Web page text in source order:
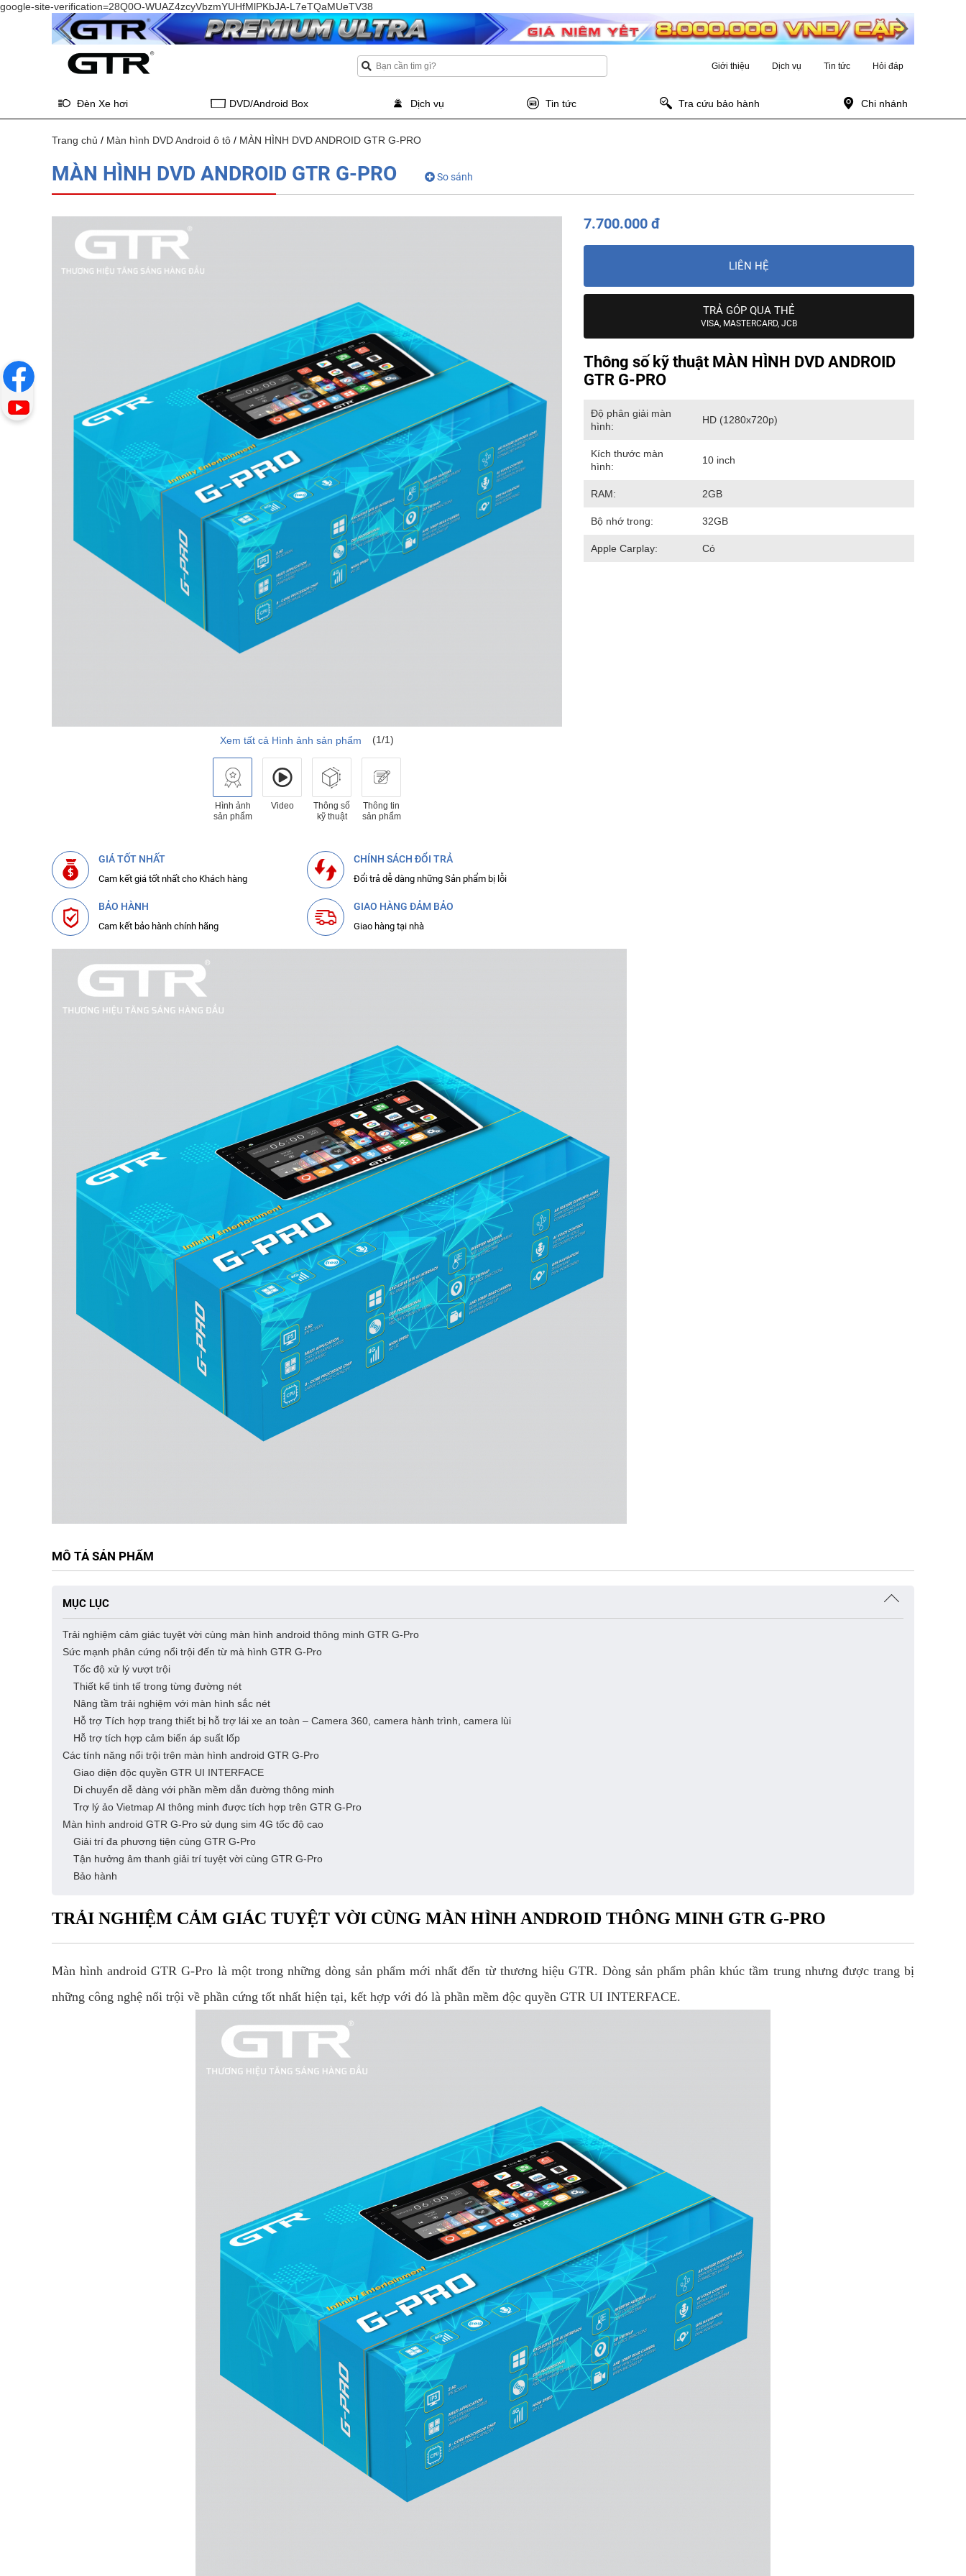
google-site-verification=28Q0O-WUAZ4zcyVbzmYUHfMlPKbJA-L7eTQaMUeTV38
Giới thiệu Dịch vụ Tin tức Hỏi đáp
Đèn Xe hơi DVD/Android Box Dịch vụ Tin tức Tra cứu bảo hành Chi nhánh
Trang chủ / Màn hình DVD Android ô tô / MÀN HÌNH DVD ANDROID GTR G-PRO
MÀN HÌNH DVD ANDROID GTR G-PRO So sánh
Xem tất cả Hình ảnh sản phẩm (1/1)
Hình ảnh
sản phẩm
Video
Thông số
kỹ thuật
Thông tin
sản phẩm
GIÁ TỐT NHẤT
Cam kết giá tốt nhất cho Khách hàng
CHÍNH SÁCH ĐỔI TRẢ
Đổi trả dễ dàng những Sản phẩm bị lỗi
BẢO HÀNH
Cam kết bảo hành chính hãng
GIAO HÀNG ĐẢM BẢO
Giao hàng tại nhà
7.700.000 đ
LIÊN HỆ
TRẢ GÓP QUA THẺ
VISA, MASTERCARD, JCB
Thông số kỹ thuật MÀN HÌNH DVD ANDROID
GTR G-PRO
Độ phân giải màn
hình:
HD (1280x720p)
Kích thước màn
hình:
10 inch
RAM: 2GB
Bộ nhớ trong: 32GB
Apple Carplay: Có
MÔ TẢ SẢN PHẨM
MỤC LỤC
Trải nghiệm cảm giác tuyệt vời cùng màn hình android thông minh GTR G-Pro
Sức mạnh phân cứng nổi trội đến từ mà hình GTR G-Pro
Tốc độ xử lý vượt trội
Thiết kế tinh tế trong từng đường nét
Nâng tầm trải nghiệm với màn hình sắc nét
Hỗ trợ Tích hợp trang thiết bị hỗ trợ lái xe an toàn – Camera 360, camera hành trình, camera lùi
Hỗ trợ tích hợp cảm biến áp suất lốp
Các tính năng nổi trội trên màn hình android GTR G-Pro
Giao diện độc quyền GTR UI INTERFACE
Di chuyển dễ dàng với phần mềm dẫn đường thông minh
Trợ lý ảo Vietmap AI thông minh được tích hợp trên GTR G-Pro
Màn hình android GTR G-Pro sử dụng sim 4G tốc độ cao
Giải trí đa phương tiện cùng GTR G-Pro
Tận hưởng âm thanh giải trí tuyệt vời cùng GTR G-Pro
Bảo hành
TRẢI NGHIỆM CẢM GIÁC TUYỆT VỜI CÙNG MÀN HÌNH ANDROID THÔNG MINH GTR G-PRO
Màn hình android GTR G-Pro là một trong những dòng sản phẩm mới nhất đến từ thương hiệu GTR. Dòng sản phẩm phân khúc tầm trung nhưng được trang bị
những công nghệ nổi trội về phần cứng tốt nhất hiện tại, kết hợp với đó là phần mềm độc quyền GTR UI INTERFACE.